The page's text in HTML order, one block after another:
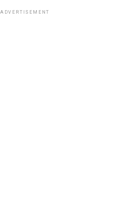
ADVERTISEMENT